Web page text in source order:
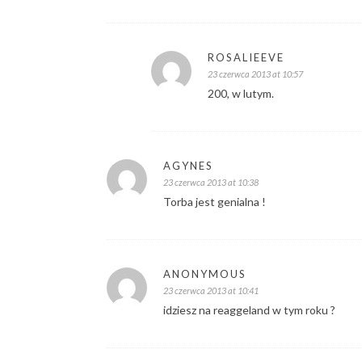
ROSALIEEVE
23 czerwca 2013 at 10:57
200, w lutym.
AGYNES
23 czerwca 2013 at 10:38
Torba jest genialna !
ANONYMOUS
23 czerwca 2013 at 10:41
idziesz na reaggeland w tym roku ?